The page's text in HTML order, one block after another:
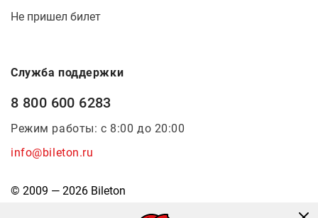
Не пришел билет
Служба поддержки
8 800 600 6283
Режим работы: с 8:00 до 20:00
info@bileton.ru
© 2009 — 2026 Bileton